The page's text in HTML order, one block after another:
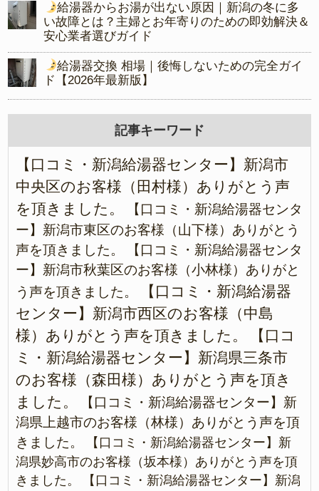
給湯器からお湯が出ない原因｜新潟の冬に多
い故障とは？主婦とお年寄りのための即効解決＆
安心業者選びガイド
給湯器交換 相場｜後悔しないための完全ガイ
ド【2026年最新版】
記事キーワード
【口コミ・新潟給湯器センター】新潟市
中央区のお客様（田村様）ありがとう声
を頂きました。
【口コミ・新潟給湯器センタ
ー】新潟市東区のお客様（山下様）ありがとう
声を頂きました。
【口コミ・新潟給湯器センタ
ー】新潟市秋葉区のお客様（小林様）ありがと
う声を頂きました。
【口コミ・新潟給湯器
センター】新潟市西区のお客様（中島
様）ありがとう声を頂きました。
【口コ
ミ・新潟給湯器センター】新潟県三条市
のお客様（森田様）ありがとう声を頂き
ました。
【口コミ・新潟給湯器センター】新
潟県上越市のお客様（林様）ありがとう声を頂
きました。
【口コミ・新潟給湯器センター】新
潟県妙高市のお客様（坂本様）ありがとう声を頂
きました。
【口コミ・新潟給湯器センター】新潟